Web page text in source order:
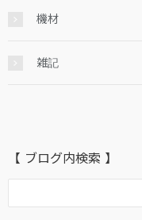
機材
雑記
【 ブログ内検索 】